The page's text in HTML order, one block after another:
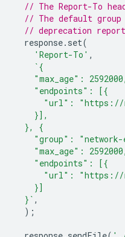
// The Report-To
// The default
// deprecation
response. set(
'Report-To' ,
`{
    "max_age": 2592000,
    "endpoints": [{
"url":
    }],
  }, {
"group": "network-
    "max_age": 2592000,
    "endpoints": [{
"url":
    }]
  }`
,
);